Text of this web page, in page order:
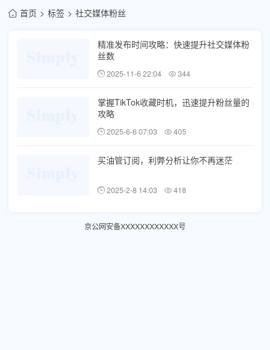
首页 标签 社交媒体粉丝
精准发布时间攻略：快速提升社交媒体粉
丝数
2025-11-6 22:04 344
掌握TikTok收藏时机，迅速提升粉丝量的
攻略
2025-6-6 07:03 405
买油管订阅，利弊分析让你不再迷茫
2025-2-8 14:03 418
京公网安备XXXXXXXXXXXX号